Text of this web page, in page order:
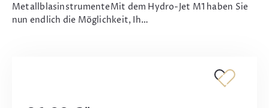
MetallblasinstrumenteMit dem Hydro-Jet M1 haben Sie
nun endlich die Möglichkeit, Ih…